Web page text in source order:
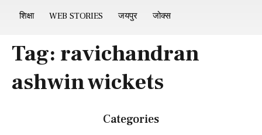
शिक्षा WEB STORIES जयपुर जोक्स
Tag: ravichandran
ashwin wickets
Categories